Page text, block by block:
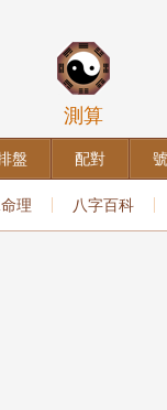
測算
盤 配對
理 八字百科